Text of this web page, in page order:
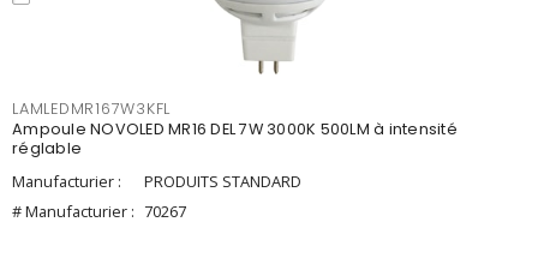
LAMLEDMR167W3KFL
Ampoule NOVOLED MR16 DEL 7W 3000K 500LM à intensité
réglable
Manufacturier :
PRODUITS STANDARD
# Manufacturier : 70267